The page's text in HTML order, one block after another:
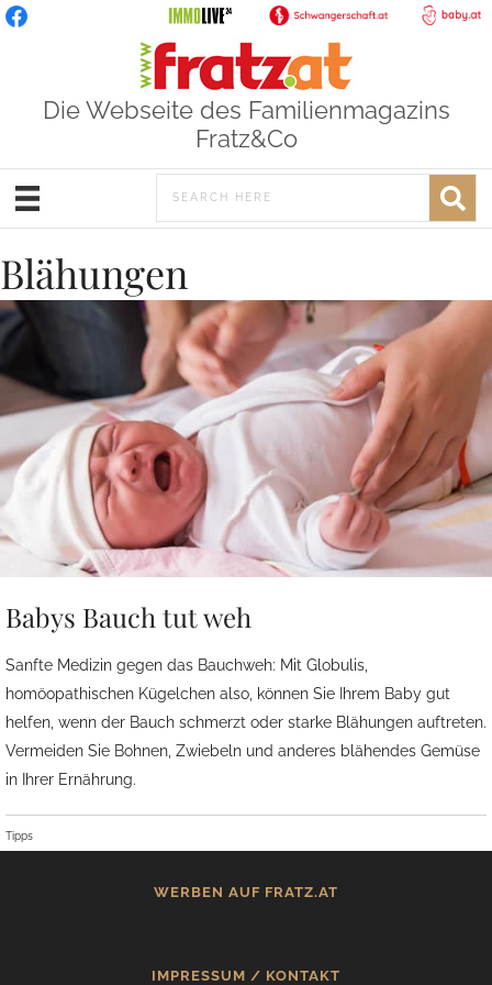
Die Webseite des Familienmagazins
Fratz&Co
Blähungen
Babys Bauch tut weh
Sanfte Medizin gegen das Bauchweh: Mit Globulis,
homöopathischen Kügelchen also, können Sie Ihrem Baby gut
helfen, wenn der Bauch schmerzt oder starke Blähungen auftreten.
Vermeiden Sie Bohnen, Zwiebeln und anderes blähendes Gemüse
in Ihrer Ernährung.
Tipps
WERBEN AUF FRATZ.AT
IMPRESSUM / KONTAKT